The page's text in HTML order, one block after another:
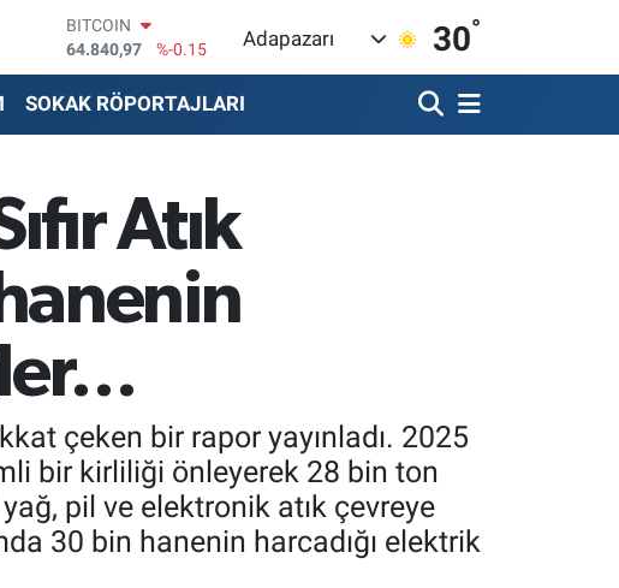
DOLAR
47,7436
%0.18
EURO
55,2510
%0.32
6660.55
%0
BİST100
13.779
%-14
64.840,97
%-0.15
Adapazarı 30°
SOKAK RÖPORTAJLARI
Atık
çeken bir rapor yayınladı. 2025
bir kirliliği önleyerek 28 bin ton
pil ve elektronik atık çevreye
30 bin hanenin harcadığı elektrik